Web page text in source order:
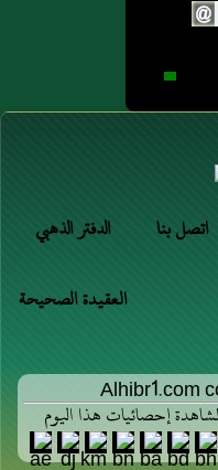
الدفتر الذهبي اتصل بنا
العقيدة الصحيحة
Alhibr1.com
إحصائيات هذا اليوم